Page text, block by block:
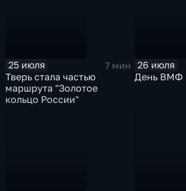
25 июля
7 мин
Тверь стала частью
маршрута "Золотое
кольцо России"
26 июля
День ВМФ